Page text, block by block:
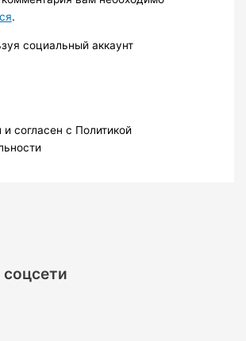
.
социальный аккаунт
и согласен с Политикой